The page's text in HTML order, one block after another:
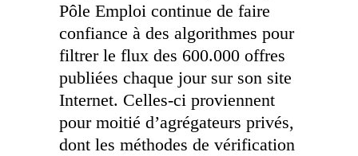
Pôle Emploi continue de faire
confiance à des algorithmes pour
filtrer le flux des 600.000 offres
publiées chaque jour sur son site
Internet. Celles-ci proviennent
pour moitié d’agrégateurs privés,
dont les méthodes de vérification